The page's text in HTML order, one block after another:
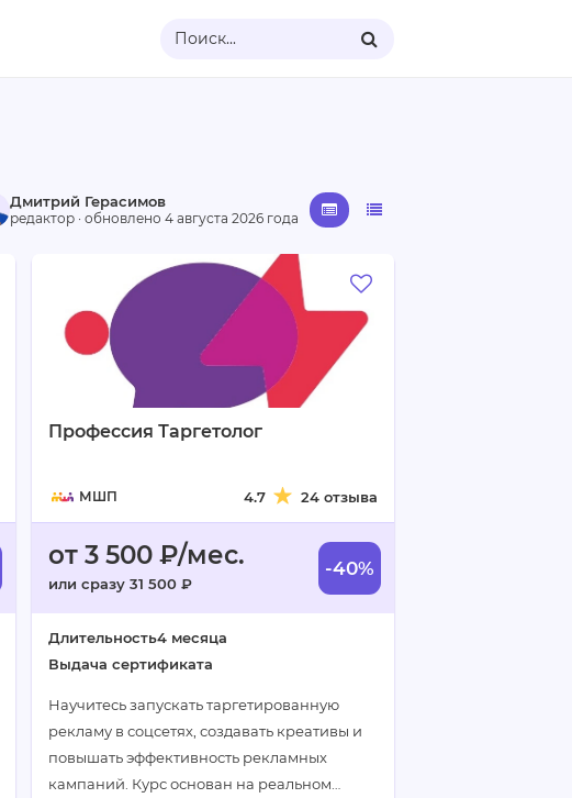
Поиск...
Профессия Таргетолог
МШП 4.7 24 отзыва
от 3 500 ₽/мес.
или сразу 31 500 ₽
-40%
Длительность4 месяца
Выдача сертификата
Научитесь запускать таргетированную
рекламу в соцсетях, создавать креативы и
повышать эффективность рекламных
кампаний. Курс основан на реальном
Дмитрий Герасимов
редактор · обновлено 4 августа 2026 года